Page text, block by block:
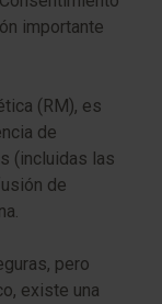
importante
(RM), es
de
(incluidas las
de
pero
existe una